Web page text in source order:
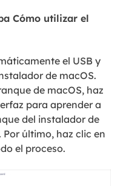
Cómo utilizar el
el USB y
de macOS.
de macOS, haz
para aprender a
del instalador de
último, haz clic en
el proceso.